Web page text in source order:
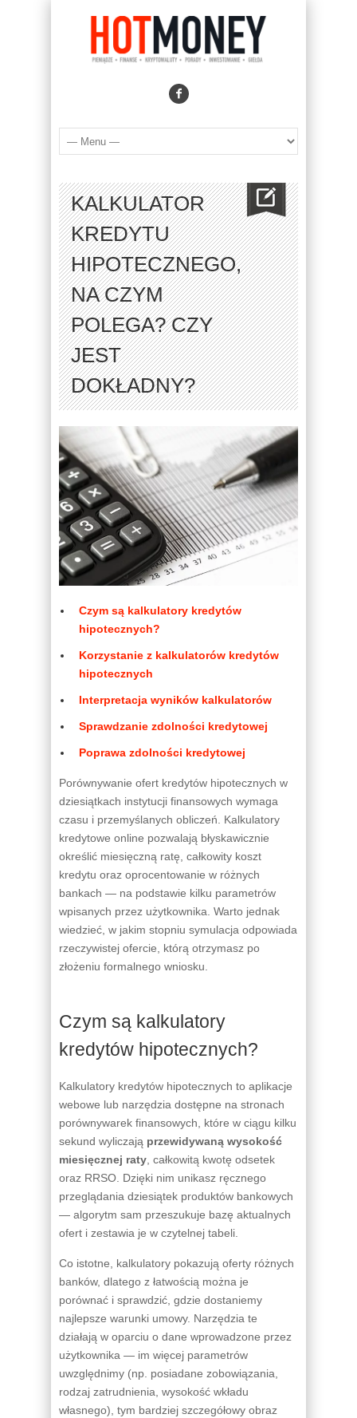
KALKULATOR
KREDYTU
HIPOTECZNEGO,
NA CZYM
POLEGA? CZY
JEST
DOKŁADNY?
Czym są kalkulatory kredytów
hipotecznych?
Korzystanie z kalkulatorów kredytów
hipotecznych
Interpretacja wyników kalkulatorów
Sprawdzanie zdolności kredytowej
Poprawa zdolności kredytowej
Porównywanie ofert kredytów hipotecznych w
dziesiątkach instytucji finansowych wymaga
czasu i przemyślanych obliczeń. Kalkulatory
kredytowe online pozwalają błyskawicznie
określić miesięczną ratę, całkowity koszt
kredytu oraz oprocentowanie w różnych
bankach — na podstawie kilku parametrów
wpisanych przez użytkownika. Warto jednak
wiedzieć, w jakim stopniu symulacja odpowiada
rzeczywistej ofercie, którą otrzymasz po
złożeniu formalnego wniosku.
Czym są kalkulatory
kredytów hipotecznych?
Kalkulatory kredytów hipotecznych to aplikacje
webowe lub narzędzia dostępne na stronach
porównywarek finansowych, które w ciągu kilku
sekund wyliczają przewidywaną wysokość
miesięcznej raty , całkowitą kwotę odsetek
oraz RRSO. Dzięki nim unikasz ręcznego
przeglądania dziesiątek produktów bankowych
— algorytm sam przeszukuje bazę aktualnych
ofert i zestawia je w czytelnej tabeli.
Co istotne, kalkulatory pokazują oferty różnych
banków, dlatego z łatwością można je
porównać i sprawdzić, gdzie dostaniemy
najlepsze warunki umowy. Narzędzia te
działają w oparciu o dane wprowadzone przez
użytkownika — im więcej parametrów
uwzględnimy (np. posiadane zobowiązania,
rodzaj zatrudnienia, wysokość wkładu
własnego), tym bardziej szczegółowy obraz